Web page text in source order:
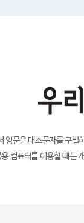
영문은 대소문자를 구별
컴퓨터를 이용할 때는